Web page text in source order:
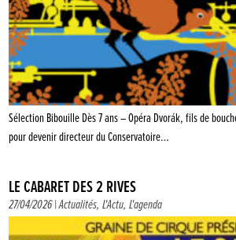
Sélection Bibouille Dès 7 ans – Opéra Dvorák, fils de
pour devenir directeur du Conservatoire…
LE CABARET DES 2 RIVES
27/04/2026 |Actualités,L'Actu,L'agenda